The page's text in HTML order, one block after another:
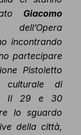
Giacomo
incontrando
partecipare
Pistoletto
culturale di
Il 29 e 30
lo sguardo
della città,